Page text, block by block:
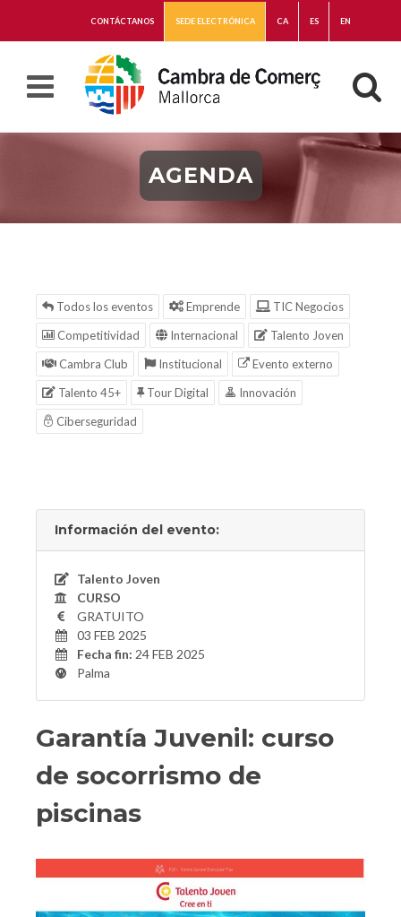
CONTÁCTANOS SEDE ELECTRÓNICA CA ES EN
AGENDA
Todos los eventos Emprende
TIC Negocios
Competitividad
Internacional
Talento Joven
Cambra Club
Institucional
Evento externo
Talento 45+
Tour Digital
Innovación
Ciberseguridad
Información del evento:
Talento Joven
CURSO
GRATUITO
03 FEB 2025
Fecha fin: 24 FEB 2025
Palma
Garantía Juvenil: curso
de socorrismo de
piscinas